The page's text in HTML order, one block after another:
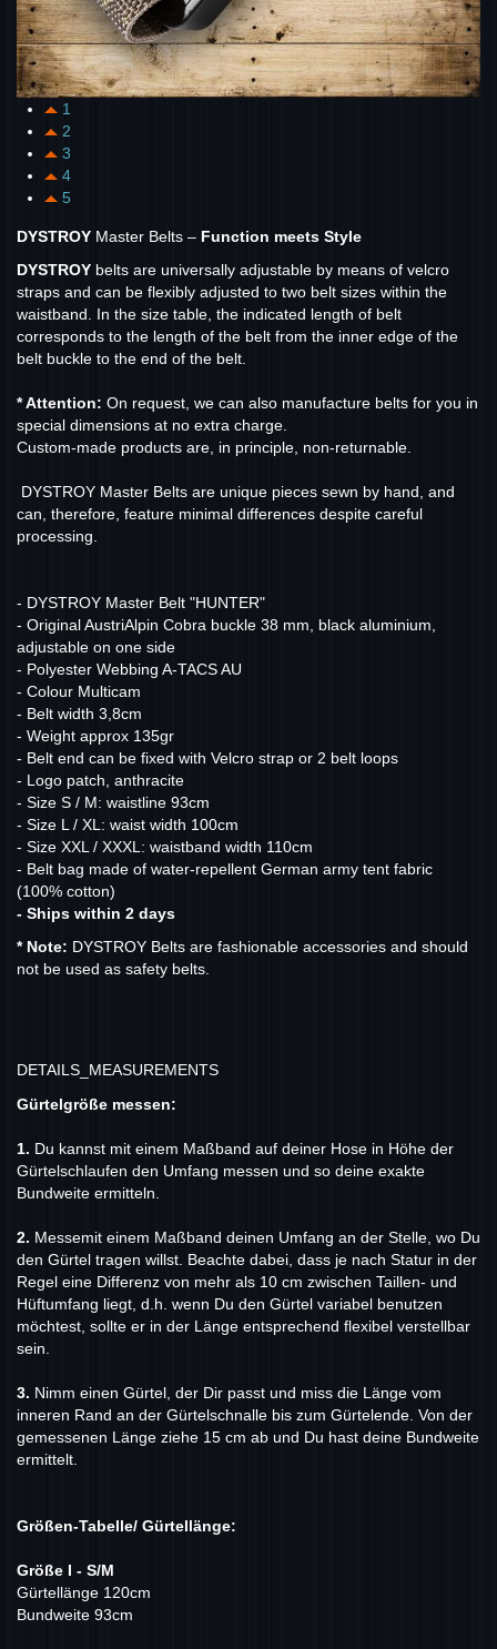
1
2
3
4
5
DYSTROY Master Belts – Function meets Style
DYSTROY belts are universally adjustable by means of velcro
straps and can be flexibly adjusted to two belt sizes within the
waistband. In the size table, the indicated length of belt
corresponds to the length of the belt from the inner edge of the
belt buckle to the end of the belt.
* Attention: On request, we can also manufacture belts for you in
special dimensions at no extra charge.
Custom-made products are, in principle, non-returnable.
DYSTROY Master Belts are unique pieces sewn by hand, and
can, therefore, feature minimal differences despite careful
processing.
- DYSTROY Master Belt "HUNTER"
- Original AustriAlpin Cobra buckle 38 mm, black aluminium,
adjustable on one side
- Polyester Webbing A-TACS AU
- Colour Multicam
- Belt width 3,8cm
- Weight approx 135gr
- Belt end can be fixed with Velcro strap or 2 belt loops
- Logo patch, anthracite
- Size S / M: waistline 93cm
- Size L / XL: waist width 100cm
- Size XXL / XXXL: waistband width 110cm
- Belt bag made of water-repellent German army tent fabric
(100% cotton)
- Ships within 2 days
* Note: DYSTROY Belts are fashionable accessories and should
not be used as safety belts.
DETAILS_MEASUREMENTS
Gürtelgröße messen:
1. Du kannst mit einem Maßband auf deiner Hose in Höhe der
Gürtelschlaufen den Umfang messen und so deine exakte
Bundweite ermitteln.
2. Messemit einem Maßband deinen Umfang an der Stelle, wo Du
den Gürtel tragen willst. Beachte dabei, dass je nach Statur in der
Regel eine Differenz von mehr als 10 cm zwischen Taillen- und
Hüftumfang liegt, d.h. wenn Du den Gürtel variabel benutzen
möchtest, sollte er in der Länge entsprechend flexibel verstellbar
sein.
3. Nimm einen Gürtel, der Dir passt und miss die Länge vom
inneren Rand an der Gürtelschnalle bis zum Gürtelende. Von der
gemessenen Länge ziehe 15 cm ab und Du hast deine Bundweite
ermittelt.
Größen-Tabelle/ Gürtellänge:
Größe I - S/M
Gürtellänge 120cm
Bundweite 93cm